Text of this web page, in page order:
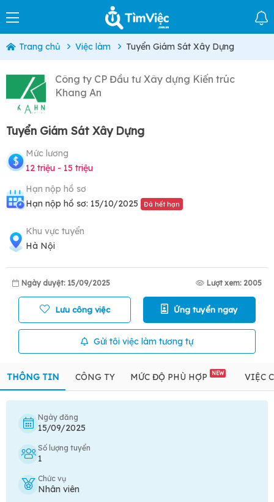
Trang chủ Việc làm Tuyển Giám Sát Xây Dựng
Công ty CP Đầu tư Xây dựng Kiến trúc
Khang An
Tuyển Giám Sát Xây Dựng
Mức lương
12 triệu - 15 triệu
Hạn nộp hồ sơ
Hạn nộp hồ sơ: 15/10/2025
Đã hết hạn
Khu vực tuyển
Hà Nội
Ngày duyệt: 15/09/2025 Lượt xem: 2005
Lưu công việc Ứng tuyển ngay
Gửi tôi việc làm tương tự
THÔNG TIN CÔNG TY MỨC ĐỘ PHÙ HỢP NEW VIỆC
Ngày đăng
15/09/2025
Số lượng tuyển
1
Chức vụ
Nhân viên